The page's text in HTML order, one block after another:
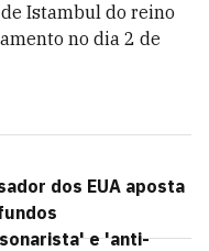
Istambul do reino
no dia 2 de
dos EUA aposta
e 'anti-